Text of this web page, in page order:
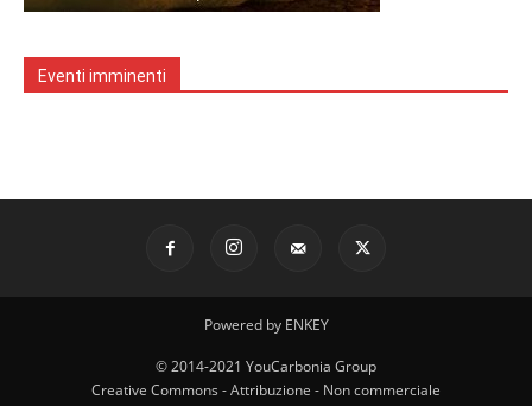
Eventi imminenti
Powered by ENKEY
© 2014-2021 YouCarbonia Group
Creative Commons - Attribuzione - Non commerciale